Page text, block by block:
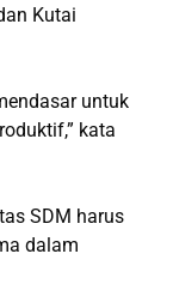
Kutai
untuk
kata
SDM harus
dalam